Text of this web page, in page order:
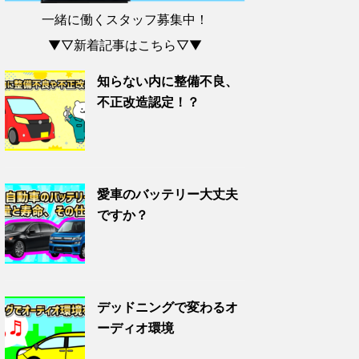
一緒に働くスタッフ募集中！
▼▽新着記事はこちら▽▼
知らない内に整備不良、
不正改造認定！？
愛車のバッテリー大丈夫
ですか？
デッドニングで変わるオ
ーディオ環境